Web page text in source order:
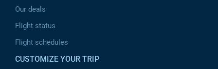
Our deals
Flight status
Flight schedules
CUSTOMIZE YOUR TRIP